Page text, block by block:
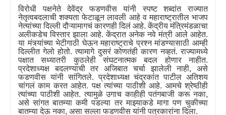
विरोधी पक्षनेते देवेंद्र फडणवीस यांनी स्पष्ट शब्दांत राज्यात
नेतृत्वबदलाची शक्यता फेटाळून लावली आहे व महाराष्ट्रातील भाजप
नेत्यांच्या दिल्ली दौऱ्यामागचं कारणही दिलं आहे. केंद्रीय मंत्रिमंडळाचा
अलीकडेच विस्तार झाला आहे. केंद्रात अनेक नवे मंत्री आले आहेत.
या मंत्र्यांच्या भेटीगाठी घेऊन महाराष्ट्राचे प्रश्न मांडण्यासाठी आम्ही
दिल्लीत गेलो होतो. त्यामागे दुसरं कोणतंही कारण नव्हतं. राज्यामध्ये
पक्षात सध्यातरी कुठलेही संघटनात्मक बदल होणार नाहीत.
प्रदेशाध्यक्ष बदलण्याची तर अजिबात चर्चा झालेली नाही,असे
फडणवीस यांनी सांगितले. प्रदेशाध्यक्ष चंद्रकांत पाटील अतिशय
चांगलं काम करत आहेत. पक्ष त्यांच्या पाठीशी आहे. आमचे श्रेष्ठीही
त्यांच्या पाठीशी आहेत. त्यामुळे उगाच काहीही पतंगबाजी करू नका,
असे सांगत बातम्या कमी पडल्या तर माझ्याकडे मागा पण चुकीच्या
बातम्या देऊ नका, असा सल्ला फडणवीस यांनी पत्रकारांना दिला.